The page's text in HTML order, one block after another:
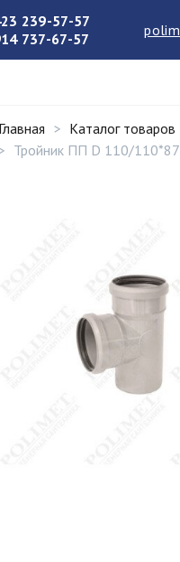
239-57-57
737-67-57
Главная Каталог товаров
Тройник ПП D 110/